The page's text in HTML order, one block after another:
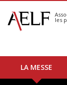
S'abonner
Calendrier
les
LA MESSE